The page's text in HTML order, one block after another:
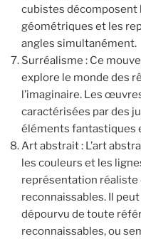
cubistes décomposent
géométriques et les
angles simultanément.
Surréalisme : Ce
explore le monde des
l’imaginaire. Les
caractérisées par des
éléments fantastiques
Art abstrait : L’art
les couleurs et les
représentation réaliste
reconnaissables. Il
dépourvu de toute
reconnaissables, ou